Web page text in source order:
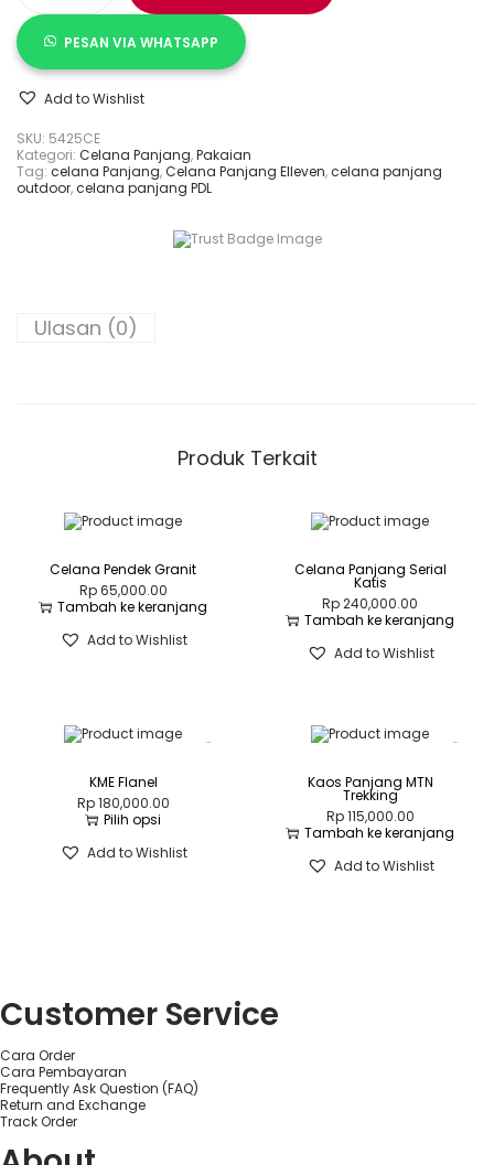
u
n
i
t
a
C
e
l
a
n
g
PESAN VIA WHATSAPP
Add to Wishlist
SKU: 5425CE
Kategori: Celana Panjang,Pakaian
Tag: celana Panjang,Celana Panjang Elleven,celana panjang
outdoor,celana panjang PDL
Ulasan (0)
Produk Terkait
Celana Pendek Granit
Rp65,000.00
Tambah ke keranjang
Add to Wishlist
Celana Panjang Serial
Katis
Rp240,000.00
Tambah ke keranjang
Add to Wishlist
KME Flanel
Rp180,000.00
Pilih opsi
r
m
i
k
i
b
Add to Wishlist
Kaos Panjang MTN
Trekking
Rp115,000.00
Tambah ke keranjang
Add to Wishlist
Customer Service
Cara Order
Cara Pembayaran
Frequently Ask Question (FAQ)
Return and Exchange
Track Order